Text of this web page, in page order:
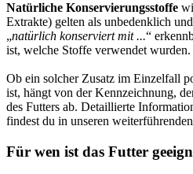
Natürliche Konservierungsstoffe
Extrakte) gelten als unbedenklich
„natürlich konserviert mit ...“
ist, welche Stoffe verwendet wurden.
Ob ein solcher Zusatz im Einzelfall
ist, hängt von der Kennzeichnung,
des Futters ab. Detaillierte
findest du in unseren
Für wen ist das Futter